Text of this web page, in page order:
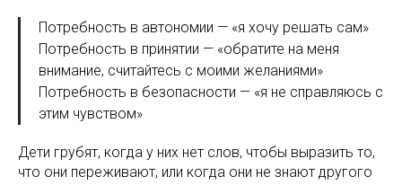
Потребность в автономии — «я хочу решать сам»
Потребность в принятии — «обратите на меня
внимание, считайтесь с моими желаниями»
Потребность в безопасности — «я не справляюсь с
этим чувством»
Дети грубят, когда у них нет слов, чтобы выразить то,
что они переживают, или когда они не знают другого